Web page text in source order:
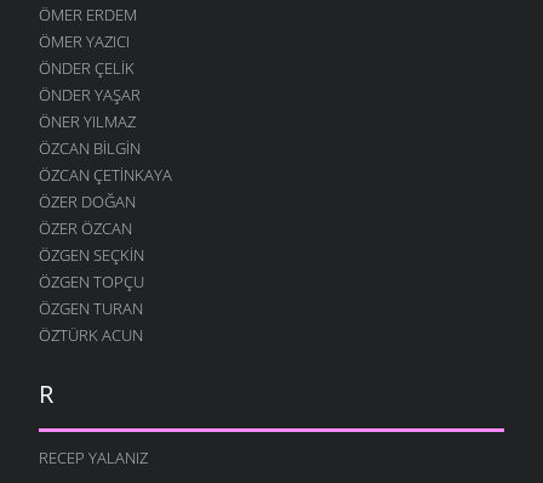
ÖMER ERDEM
ÖMER YAZICI
ÖNDER ÇELIK
ÖNDER YAŞAR
ÖNER YILMAZ
ÖZCAN BILGIN
ÖZCAN ÇETINKAYA
ÖZER DOĞAN
ÖZER ÖZCAN
ÖZGEN SEÇKIN
ÖZGEN TOPÇU
ÖZGEN TURAN
ÖZTÜRK ACUN
R
RECEP YALANIZ